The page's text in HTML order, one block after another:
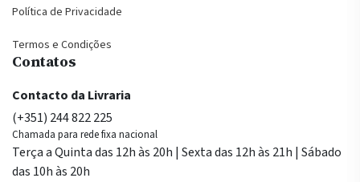
Política de Privacidade
Termos e Condições
Contatos
Contacto da Livraria
(+351) 244 822 225
Chamada para rede fixa nacional
Terça a Quinta das 12h às 20h | Sexta das 12h às 21h | Sábado
das 10h às 20h